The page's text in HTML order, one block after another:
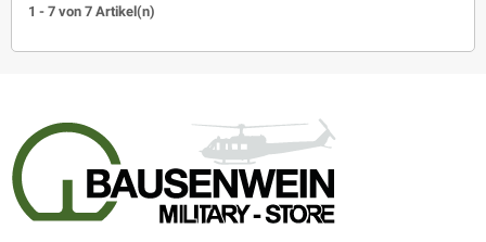
1 - 7 von 7 Artikel(n)